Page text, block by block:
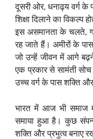
दूसरी ओर, धनाढ्य वर्ग के
शिक्षा दिलाने का विकल्प
इस असमानता के चलते,
रह जाते हैं। अमीरों के
जो उन्हें जीवन में आगे
एक प्रकार से सामंती
उच्च वर्ग के पास शक्ति
भारत में आज भी समाज में
समाया हुआ है। कुछ संपन्न
शक्ति और प्रभुत्व बनाए